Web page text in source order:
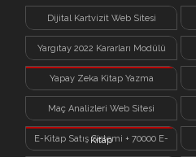
Dijital Kartvizit Web Sitesi
Yargıtay 2022 Kararları Modülü
Yapay Zeka Kitap Yazma
Sistemi
Maç Analizleri Web Sitesi
E-Kitap Satış Sistemi + 70000 E-